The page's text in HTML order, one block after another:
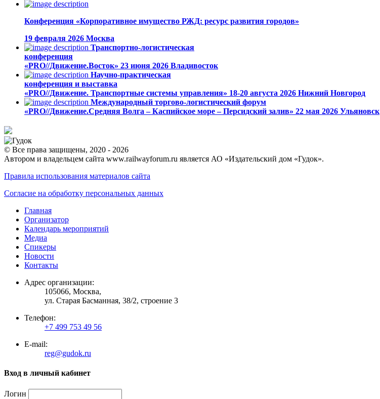
Конференция «Корпоративное имущество РЖД: ресурс развития городов»
19 февраля 2026 Москва
Транспортно-логистическая
конференция
«PRO//Движение.Восток» 23 июня 2026 Владивосток
Научно-практическая
конференция и выставка
«PRO//Движение. Транспортные системы управления» 18-20 августа 2026 Нижний Новгород
Международный торгово-логистический форум
«PRO//Движение.Средняя Волга – Каспийское море – Персидский залив» 22 мая 2026 Ульяновск
© Все права защищены, 2020 - 2026
Автором и владельцем сайта www.railwayforum.ru является АО «Издательский дом «Гудок».
Правила использования материалов сайта
Согласие на обработку персональных данных
Главная
Организатор
Календарь мероприятий
Медиа
Спикеры
Новости
Контакты
Адрес организации:
105066, Москва,
ул. Старая Басманная, 38/2, строение 3
Телефон:
+7 499 753 49 56
E-mail:
reg@gudok.ru
Вход в личный кабинет
Логин